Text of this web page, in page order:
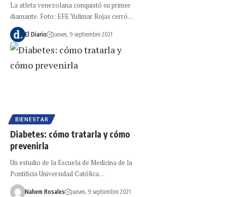
La atleta venezolana conquistó su primer
diamante. Foto: EFE Yulimar Rojas cerró…
El Diario jueves, 9 septiembre 2021
BIENESTAR
Diabetes: cómo tratarla y cómo
prevenirla
Un estudio de la Escuela de Medicina de la
Pontificia Universidad Católica…
Nahem Rosales jueves, 9 septiembre 2021